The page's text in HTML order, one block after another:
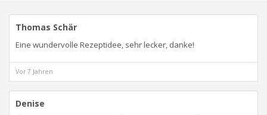
Thomas Schär
Eine wundervolle Rezeptidee, sehr lecker, danke!
Vor 7 Jahren
Denise